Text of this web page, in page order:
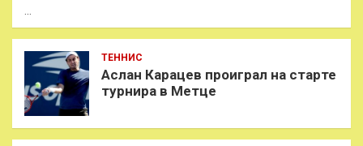
…
ТЕННИС
Аслан Карацев проиграл на старте
турнира в Метце